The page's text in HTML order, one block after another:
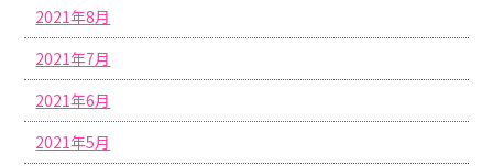
2021年8月
2021年7月
2021年6月
2021年5月